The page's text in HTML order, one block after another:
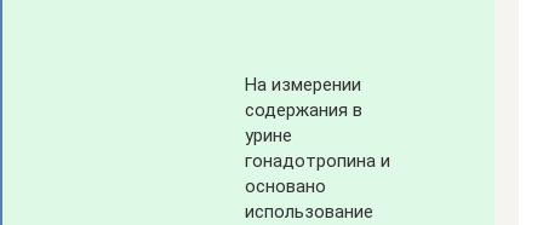
На измерении
содержания в
урине
гонадотропина и
основано
использование